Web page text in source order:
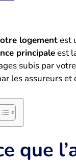
logementest
principaleest
subis par
les assureurs
que